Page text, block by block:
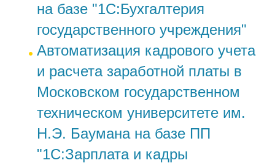
на базе "1С:Бухгалтерия
государственного учреждения"
Автоматизация кадрового учета
и расчета заработной платы в
Московском государственном
техническом университете им.
Н.Э. Баумана на базе ПП
"1С:Зарплата и кадры